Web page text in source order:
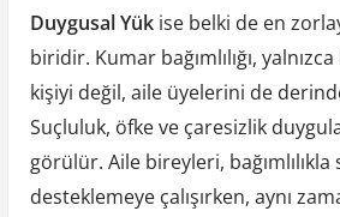
Duygusal Yükise belki de en
biridir. Kumar bağımlılığı,
kişiyi değil, aile üyelerini de
Suçluluk, öfke ve çaresizlik
görülür. Aile bireyleri, bağımlılıkla
desteklemeye çalışırken, aynı